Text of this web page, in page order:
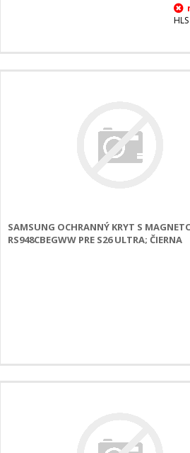
HLS
SAMSUNG OCHRANNÝ KRYT S
RS948CBEGWW PRE S26 ULTRA; ČIERNA